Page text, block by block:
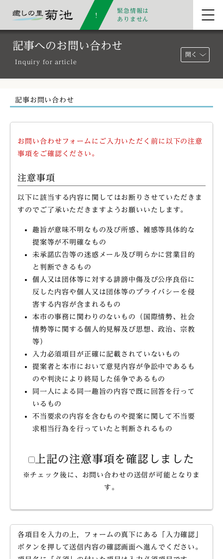
緊急情報は
ありません
記事へのお問い合わせ
Inquiry for article
開く
記事お問い合わせ
お問い合わせフォームにご入力いただく前に以下の注意
事項をご確認ください。
注意事項
以下に該当する内容に関してはお断りさせていただきま
すのでご了承いただきますようお願いいたします。
趣旨が意味不明なもの及び所感、雑感等具体的な
提案等が不明確なもの
未承諾広告等の迷惑メール及び明らかに営業目的
と判断できるもの
個人又は団体等に対する誹謗中傷及び公序良俗に
反した内容や個人又は団体等のプライバシーを侵
害する内容が含まれるもの
本市の事務に関わりのないもの（国際情勢、社会
情勢等に関する個人的見解及び思想、政治、宗教
等）
入力必須項目が正確に記載されていないもの
提案者と本市において意見内容が争訟中であるも
のや判決により終局した係争であるもの
同一人による同一趣旨の内容で既に回答を行って
いるもの
不当要求の内容を含むものや提案に関して不当要
求相当行為を行っていたと判断されるもの
上記の注意事項を確認しました
※チェック後に、お問い合わせの送信が可能となりま
す。
各項目を入力の上，フォームの真下にある「入力確認」
ボタンを押して送信内容の確認画面へ進んでください。